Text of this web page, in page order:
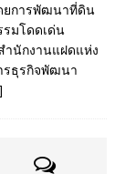
ยการพัฒนาที่ดิน
มโดดเด่น
ำนักงานแฝดแห่ง
รธุรกิจพัฒนา